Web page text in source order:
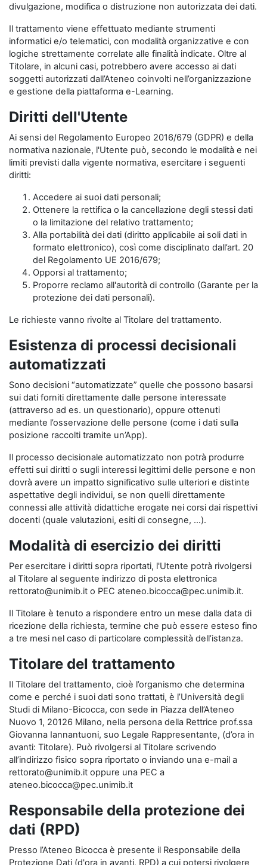
divulgazione, modifica o distruzione non autorizzata dei dati.
Il trattamento viene effettuato mediante strumenti
informatici e/o telematici, con modalità organizzative e con
logiche strettamente correlate alle finalità indicate. Oltre al
Titolare, in alcuni casi, potrebbero avere accesso ai dati
soggetti autorizzati dall’Ateneo coinvolti nell’organizzazione
e gestione della piattaforma e-Learning.
Diritti dell'Utente
Ai sensi del Regolamento Europeo 2016/679 (GDPR) e della
normativa nazionale, l'Utente può, secondo le modalità e nei
limiti previsti dalla vigente normativa, esercitare i seguenti
diritti:
Accedere ai suoi dati personali;
Ottenere la rettifica o la cancellazione degli stessi dati
o la limitazione del relativo trattamento;
Alla portabilità dei dati (diritto applicabile ai soli dati in
formato elettronico), così come disciplinato dall’art. 20
del Regolamento UE 2016/679;
Opporsi al trattamento;
Proporre reclamo all'autorità di controllo (Garante per la
protezione dei dati personali).
Le richieste vanno rivolte al Titolare del trattamento.
Esistenza di processi decisionali
automatizzati
Sono decisioni “automatizzate” quelle che possono basarsi
sui dati forniti direttamente dalle persone interessate
(attraverso ad es. un questionario), oppure ottenuti
mediante l’osservazione delle persone (come i dati sulla
posizione raccolti tramite un’App).
Il processo decisionale automatizzato non potrà produrre
effetti sui diritti o sugli interessi legittimi delle persone e non
dovrà avere un impatto significativo sulle ulteriori e distinte
aspettative degli individui, se non quelli direttamente
connessi alle attività didattiche erogate nei corsi dai rispettivi
docenti (quale valutazioni, esiti di consegne, …).
Modalità di esercizio dei diritti
Per esercitare i diritti sopra riportati, l'Utente potrà rivolgersi
al Titolare al seguente indirizzo di posta elettronica
rettorato@unimib.it o PEC ateneo.bicocca@pec.unimib.it.
Il Titolare è tenuto a rispondere entro un mese dalla data di
ricezione della richiesta, termine che può essere esteso fino
a tre mesi nel caso di particolare complessità dell’istanza.
Titolare del trattamento
Il Titolare del trattamento, cioè l’organismo che determina
come e perché i suoi dati sono trattati, è l’Università degli
Studi di Milano-Bicocca, con sede in Piazza dell’Ateneo
Nuovo 1, 20126 Milano, nella persona della Rettrice prof.ssa
Giovanna Iannantuoni, suo Legale Rappresentante, (d’ora in
avanti: Titolare). Può rivolgersi al Titolare scrivendo
all’indirizzo fisico sopra riportato o inviando una e-mail a
rettorato@unimib.it oppure una PEC a
ateneo.bicocca@pec.unimib.it
Responsabile della protezione dei
dati (RPD)
Presso l’Ateneo Bicocca è presente il Responsabile della
Protezione Dati (d'ora in avanti, RPD) a cui potersi rivolgere